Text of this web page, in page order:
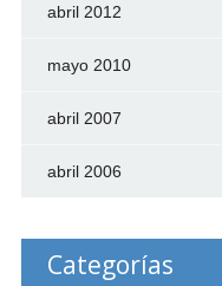
abril 2012
mayo 2010
abril 2007
abril 2006
Categorías